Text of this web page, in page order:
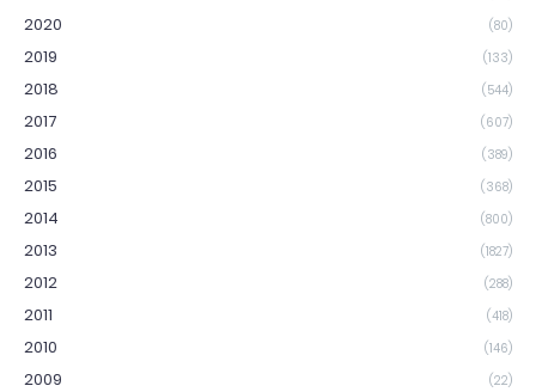
2020 (80)
2019 (133)
2018 (544)
2017 (607)
2016 (389)
2015 (368)
2014 (800)
2013 (1827)
2012 (288)
2011 (418)
2010 (146)
2009 (22)